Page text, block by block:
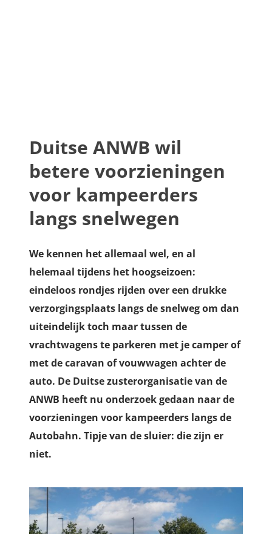
Duitse ANWB wil
betere voorzieningen
voor kampeerders
langs snelwegen
We kennen het allemaal wel, en al
helemaal tijdens het hoogseizoen:
eindeloos rondjes rijden over een drukke
verzorgingsplaats langs de snelweg om dan
uiteindelijk toch maar tussen de
vrachtwagens te parkeren met je camper of
met de caravan of vouwwagen achter de
auto. De Duitse zusterorganisatie van de
ANWB heeft nu onderzoek gedaan naar de
voorzieningen voor kampeerders langs de
Autobahn. Tipje van de sluier: die zijn er
niet.